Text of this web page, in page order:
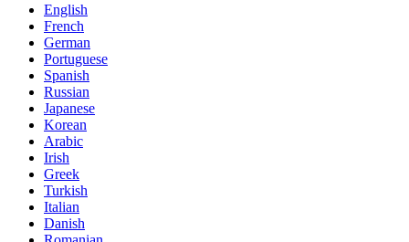
English
French
German
Portuguese
Spanish
Russian
Japanese
Korean
Arabic
Irish
Greek
Turkish
Italian
Danish